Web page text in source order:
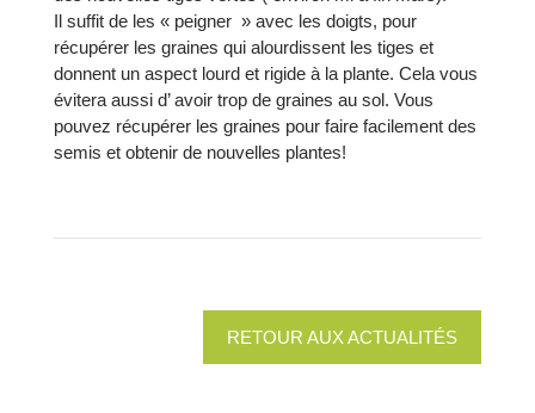
Il suffit de les « peigner » avec les doigts, pour
récupérer les graines qui alourdissent les tiges et
donnent un aspect lourd et rigide à la plante. Cela vous
évitera aussi d’ avoir trop de graines au sol. Vous
pouvez récupérer les graines pour faire facilement des
semis et obtenir de nouvelles plantes!
RETOUR AUX ACTUALITÉS